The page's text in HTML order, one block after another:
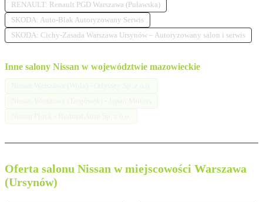
RENAULT: Renault PGD Warszawa (Puławska)
SKODA: Auto-Blak Autoryzowany Serwis
SKODA: Cichy-Zasada Warszawa Ursynów – Autoryzowany salon i serwis
Inne salony Nissan w województwie mazowieckie
Oferta salonu Nissan w miejscowości Warszawa
(Ursynów)